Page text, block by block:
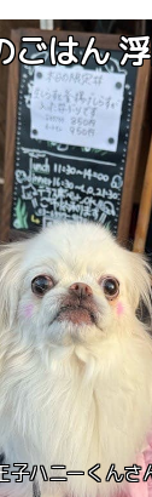
ごはん
子ハニーくんさ